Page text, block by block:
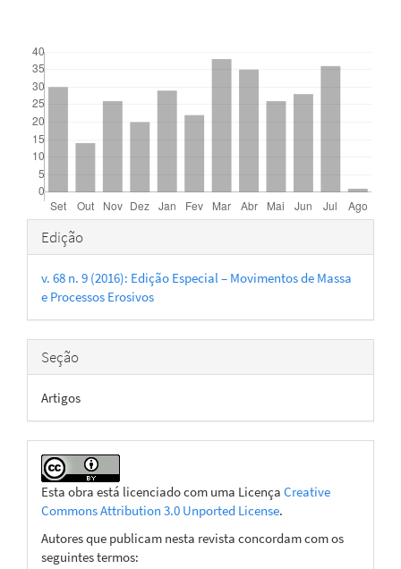
Detalhes
do
artigo
Edição
v. 68 n. 9 (2016): Edição Especial – Movimentos de Massa
e Processos Erosivos
Seção
Artigos
Esta obra está licenciado com uma Licença Creative
Commons Attribution 3.0 Unported License.
Autores que publicam nesta revista concordam com os
seguintes termos: